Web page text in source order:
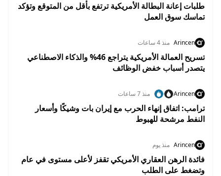
طلبات إعانة البطالة الأمريكية ترتفع بأقل من المتوقع وتؤكد
تماسك سوق العمل
Arincen منذ 4 ساعات
تسريح العمالة الأمريكية يتراجع 46% والذكاء الاصطناعي
يتصدر أسباب خفض الوظائف
Arincen منذ 7 ساعات
ترامب: اتفاق إنهاء الحرب مع إيران بات وشيكًا وأسعار
النفط مرشحة للهبوط
Arincen منذ يوم
فائدة الرهن العقاري الأمريكي تقفز لأعلى مستوى في عام
وتضغط على الطلب